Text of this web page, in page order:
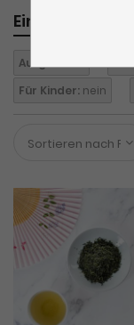
Einkaufen nach
Aufgüsse:
Für Kinder: nein